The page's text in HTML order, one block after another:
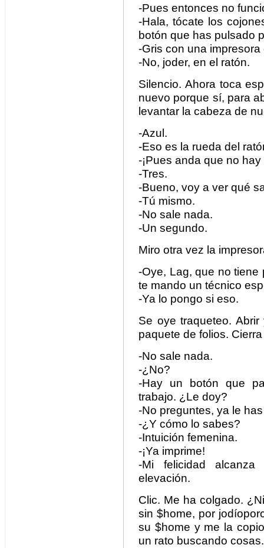
-Pues entonces no
-Hala, tócate los
botón que has pulsado
-Gris con una impresora
-No, joder, en el ratón.
Silencio. Ahora toca
nuevo porque sí, para
levantar la cabeza de
-Azul.
-Eso es la rueda del
-¡Pues anda que no
-Tres.
-Bueno, voy a ver qué
-Tú mismo.
-No sale nada.
-Un segundo.
Miro otra vez la
-Oye, Lag, que no
te mando un técnico
-Ya lo pongo si eso.
Se oye traqueteo.
paquete de folios.
-No sale nada.
-¿No?
-Hay un botón que
trabajo. ¿Le doy?
-No preguntes, ya le
-¿Y cómo lo sabes?
-Intuición femenina.
-¡Ya imprime!
-Mi felicidad
elevación.
Clic. Me ha colgado.
sin $home, por
su $home y me la
un rato buscando cosas.